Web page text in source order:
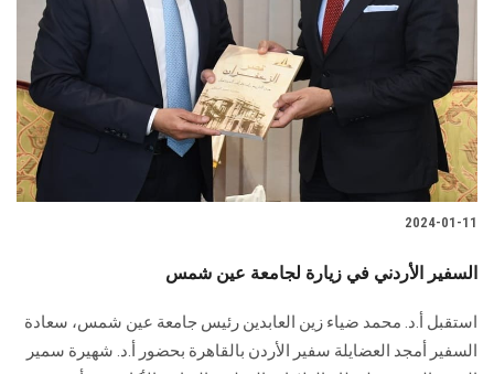
2024-01-11
السفير الأردني في زيارة لجامعة عين شمس
استقبل أ.د. محمد ضياء زين العابدين رئيس جامعة عين شمس، سعادة
السفير أمجد العضايلة ‏سفير الأردن بالقاهرة بحضور أ.د. شهيرة سمير